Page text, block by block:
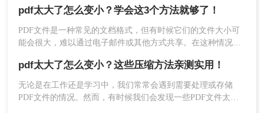
便。那么，pdf文件太大如何变小呢？本文将为您介绍一些有效
的方法。
pdf太大了怎么变小？学会这3个方法就够了！
PDF文件是一种常见的文档格式，但有时候它们的文件大小可
能会很大，难以通过电子邮件或其他方式共享。在这种情况
大了怎么变小吧。
pdf太大了怎么变小？这些压缩方法亲测实用！
无论是在工作还是学习中，我们常常会遇到需要处理或存储
PDF文件的情况。然而，有时候我们会发现一些PDF文件太